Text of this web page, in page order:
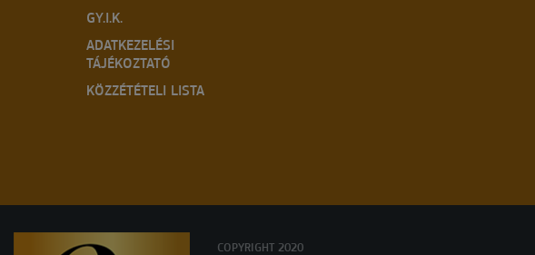
GY.I.K.
ADATKEZELÉSI
TÁJÉKOZTATÓ
KÖZZÉTÉTELI LISTA
COPYRIGHT 2020